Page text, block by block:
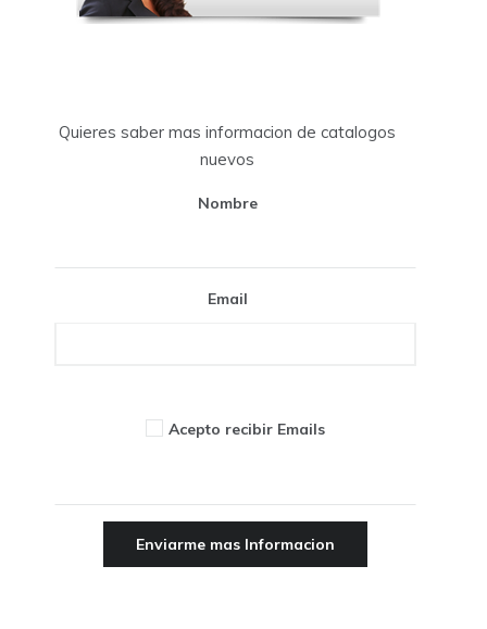
Quieres saber mas informacion de catalogos
nuevos
Nombre
Email
Acepto recibir Emails